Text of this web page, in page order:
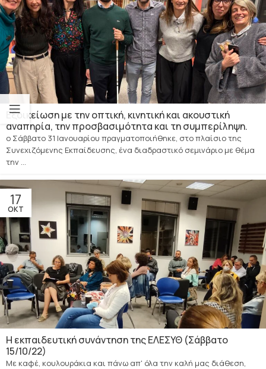
Εξοικείωση με την οπτική, κινητική και ακουστική
αναπηρία, την προσβασιμότητα και τη συμπερίληψη.
ο Σάββατο 31 Ιανουαρίου πραγματοποιήθηκε, στο πλαίσιο της
Συνεχιζόμενης Εκπαίδευσης, ένα διαδραστικό σεμινάριο με θέμα
την ...
17
ΟΚΤ
H εκπαιδευτική συνάντηση της ΕΛΕΣΥΘ (Σάββατο
15/10/22)
Με καφέ, κουλουράκια και πάνω απ' όλα την καλή μας διάθεση,